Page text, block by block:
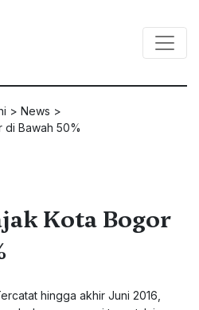
> News >
di Bawah 50%
Kota Bogor
hingga akhir Juni 2016,